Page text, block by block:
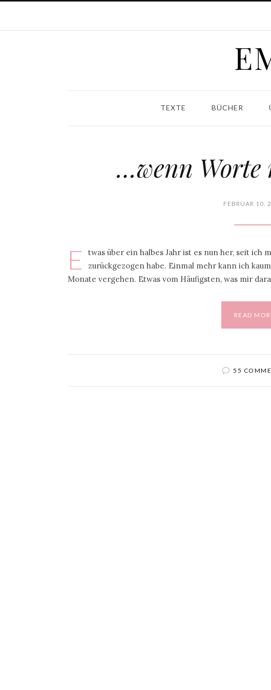
TEXTE BÜCHER
…wenn Worte
FEBRUAR 10,
E
twas über ein halbes Jahr ist es nun her, seit ich
zurückgezogen habe. Einmal mehr kann ich
Monate vergehen. Etwas vom Häufigsten, was mir
READ
55